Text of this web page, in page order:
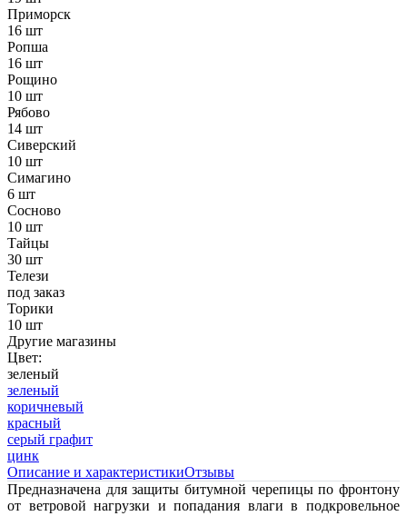
Приморск
16 шт
Ропша
16 шт
Рощино
10 шт
Рябово
14 шт
Сиверский
10 шт
Симагино
6 шт
Сосново
10 шт
Тайцы
30 шт
Телези
под заказ
Торики
10 шт
Другие магазины
Цвет:
зеленый
зеленый
коричневый
красный
серый графит
цинк
Описание и характеристикиОтзывы
Предназначена для защиты битумной черепицы по фронтону
от ветровой нагрузки и попадания влаги в подкровельное